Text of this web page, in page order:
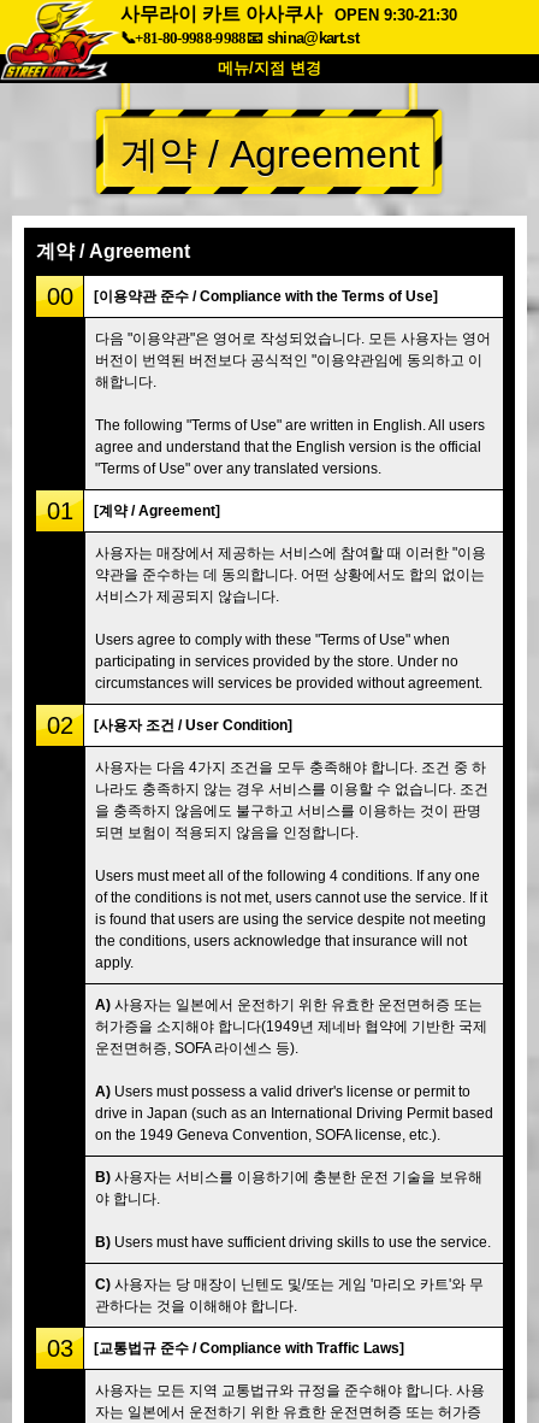
사무라이 카트 아사쿠사
OPEN 9:30-21:30
📞+81-80-9988-9988📧 shina@kart.st
메뉴/지점 변경
최상단
소개 사양 가격
회사 정보
도쿄 시나가와 #1 도쿄 아키하바라#1
도쿄 아키하바라#2 도쿄 시부야
도쿄 아사쿠사 오사카
계약 / Agreement
계약 / Agreement
00 [이용약관 준수 / Compliance with the Terms of Use]
다음 "이용약관"은 영어로 작성되었습니다. 모든 사용자는 영어
버전이 번역된 버전보다 공식적인 "이용약관임에 동의하고 이
해합니다.
The following "Terms of Use" are written in English. All users
agree and understand that the English version is the official
"Terms of Use" over any translated versions.
01 [계약 / Agreement]
사용자는 매장에서 제공하는 서비스에 참여할 때 이러한 "이용
약관을 준수하는 데 동의합니다. 어떤 상황에서도 합의 없이는
서비스가 제공되지 않습니다.
Users agree to comply with these "Terms of Use" when
participating in services provided by the store. Under no
circumstances will services be provided without agreement.
02 [사용자 조건 / User Condition]
사용자는 다음 4가지 조건을 모두 충족해야 합니다. 조건 중 하
나라도 충족하지 않는 경우 서비스를 이용할 수 없습니다. 조건
을 충족하지 않음에도 불구하고 서비스를 이용하는 것이 판명
되면 보험이 적용되지 않음을 인정합니다.
Users must meet all of the following 4 conditions. If any one
of the conditions is not met, users cannot use the service. If it
is found that users are using the service despite not meeting
the conditions, users acknowledge that insurance will not
apply.
A) 사용자는 일본에서 운전하기 위한 유효한 운전면허증 또는
허가증을 소지해야 합니다(1949년 제네바 협약에 기반한 국제
운전면허증, SOFA 라이센스 등).
A) Users must possess a valid driver's license or permit to
drive in Japan (such as an International Driving Permit based
on the 1949 Geneva Convention, SOFA license, etc.).
B) 사용자는 서비스를 이용하기에 충분한 운전 기술을 보유해
야 합니다.
B) Users must have sufficient driving skills to use the service.
C) 사용자는 당 매장이 닌텐도 및/또는 게임 '마리오 카트'와 무
관하다는 것을 이해해야 합니다.
03 [교통법규 준수 / Compliance with Traffic Laws]
사용자는 모든 지역 교통법규와 규정을 준수해야 합니다. 사용
자는 일본에서 운전하기 위한 유효한 운전면허증 또는 허가증